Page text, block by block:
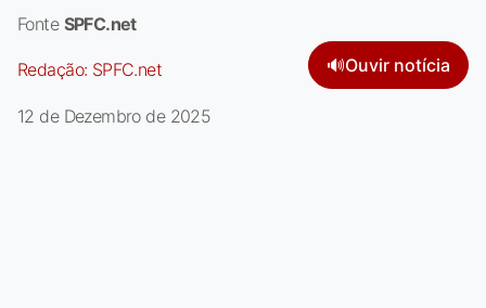
Fonte SPFC.net
Redação: SPFC.net 🔊Ouvir notícia
12 de Dezembro de 2025